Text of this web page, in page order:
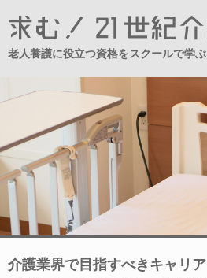
老人養護に役立つ資格をスクールで学ぶ
介護業界で目指すべきキャリア